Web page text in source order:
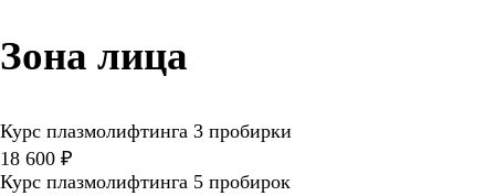
Зона лица
Курс плазмолифтинга 3 пробирки
18 600 ₽
Курс плазмолифтинга 5 пробирок